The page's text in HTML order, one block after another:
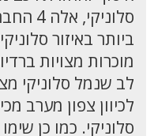
ביותר באיזור
לכיוון צפון מערב